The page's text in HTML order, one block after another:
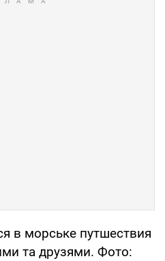
в морське путшествия
та друзями. Фото: